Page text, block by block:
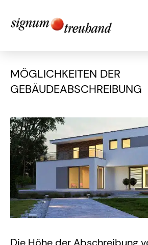
MÖGLICHKEITEN DER
GEBÄUDEABSCHREIBUNG